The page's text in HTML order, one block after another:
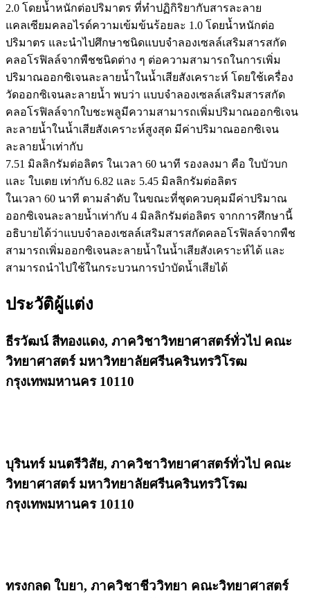
2.0 โดยน้ำหนักต่อปริมาตร ที่ทำปฏิกิริยากับสารละลาย
แคลเซียมคลอไรด์ความเข้มข้นร้อยละ 1.0 โดยน้ำหนักต่อ
ปริมาตร และนำไปศึกษาชนิดแบบจำลองเซลล์เสริมสารสกัด
คลอโรฟิลล์จากพืชชนิดต่าง ๆ ต่อความสามารถในการเพิ่ม
ปริมาณออกซิเจนละลายน้ำในน้ำเสียสังเคราะห์ โดยใช้เครื่อง
วัดออกซิเจนละลายน้ำ พบว่า แบบจำลองเซลล์เสริมสารสกัด
คลอโรฟิลล์จากใบชะพลูมีความสามารถเพิ่มปริมาณออกซิเจน
ละลายน้ำในน้ำเสียสังเคราะห์สูงสุด มีค่าปริมาณออกซิเจน
ละลายน้ำเท่ากับ
7.51 มิลลิกรัมต่อลิตร ในเวลา 60 นาที รองลงมา คือ ใบบัวบก
และ ใบเตย เท่ากับ 6.82 และ 5.45 มิลลิกรัมต่อลิตร
ในเวลา 60 นาที ตามลำดับ ในขณะที่ชุดควบคุมมีค่าปริมาณ
ออกซิเจนละลายน้ำเท่ากับ 4 มิลลิกรัมต่อลิตร จากการศึกษานี้
อธิบายได้ว่าแบบจำลองเซลล์เสริมสารสกัดคลอโรฟิลล์จากพืช
สามารถเพิ่มออกซิเจนละลายน้ำในน้ำเสียสังเคราะห์ได้ และ
สามารถนำไปใช้ในกระบวนการบำบัดน้ำเสียได้
ประวัติผู้แต่ง
ธีรวัฒน์ สีทองแดง, ภาควิชาวิทยาศาสตร์ทั่วไป คณะ
วิทยาศาสตร์ มหาวิทยาลัยศรีนครินทรวิโรฒ
กรุงเทพมหานคร 10110
บุรินทร์ มนตรีวิสัย, ภาควิชาวิทยาศาสตร์ทั่วไป คณะ
วิทยาศาสตร์ มหาวิทยาลัยศรีนครินทรวิโรฒ
กรุงเทพมหานคร 10110
ทรงกลด ใบยา, ภาควิชาชีววิทยา คณะวิทยาศาสตร์